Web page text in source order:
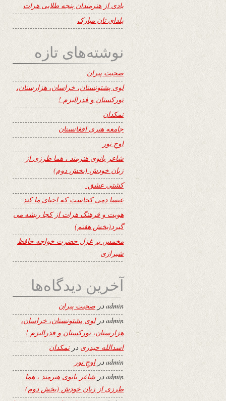
یادی از هنرمندان پنجه طلایی هرات
یلدای تان مبارک
نوشته‌های تازه
صحبت پیران
لوی پشتونستان، خراسان، هزارستان،
تورکستان و فدرالیزم !
نمکدان
جامعه هنری افغانستان
اوجِ نور
شاعر بانوی هنرمند ، هما طرزی از
زبان خودش (بخش دوم)
کشتی عشق
عیسا دمی کجاست که احیای ما کند
هویت و فرهنگ هرات از کجا ریشه می
گیرد(بخش هفتم)
مخمس بر غزل حضرت خواجه حافظ
شیرازی
آخرین دیدگاه‌ها
adminدر صحبت پیران
admin درلوی پشتونستان، خراسان،
هزارستان، تورکستان و فدرالیزم !
اسدالله حیدری درنمکدان
adminدراوجِ نور
adminدر شاعر بانوی هنرمند ، هما
طرزی از زبان خودش (بخش دوم)